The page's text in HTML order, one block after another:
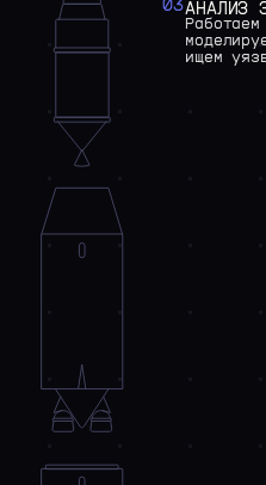
03АНАЛИЗ
Работаем
ищем